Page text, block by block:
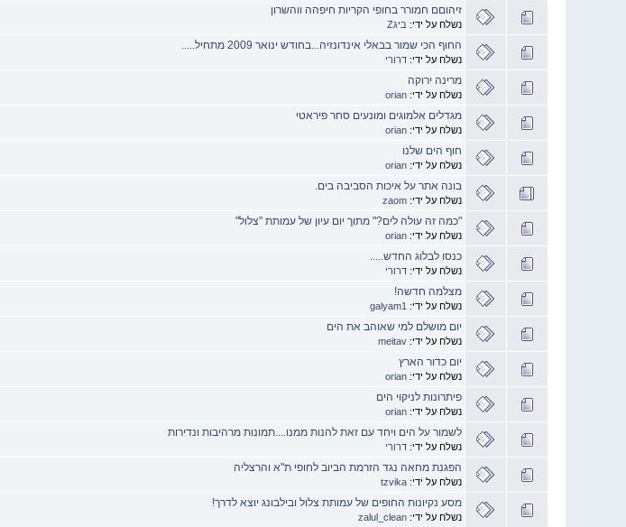
זיהוםם חמורר בחופי הקריות חיפהה ווהשרון
נשלח על ידי: ביגZ
החוף הכי שמור בבאלי אינדונזיה...בחודש ינואר 2009 מתחיל.....
נשלח על ידי:דרורי
מרינה ירוקה
נשלח על ידי:orian
מגדלים אלמוגים ומונעים סחר פיראטי
נשלח על ידי:orian
חוף הים שלנו
נשלח על ידי:orian
בונה אתר על איכות הסביבה בים.
נשלח על ידי:zaom
"כמה זה עולה לים?" מתוך יום עיון של עמותת "צלול"
נשלח על ידי:orian
כנסו לבלוג החדש.....
נשלח על ידי:דרורי
מצלמה חדשה!
נשלח על ידי: galyam1
יום מושלם למי שאוהב את הים
נשלח על ידי:meitav
יום כדור הארץ
נשלח על ידי:orian
פיתרונות לניקוי הים
נשלח על ידי:orian
לשמור על הים ויחד עם זאת להנות ממנו....תמונות מרהיבות ונדירות
נשלח על ידי:דרורי
הפגנת מחאה נגד הזרמת הביוב לחופי ת"א והרצליה
נשלח על ידי:tzvika
מסע נקיונות החופים של עמותת צלול ובילבונג יוצא לדרך!
נשלח על ידי:zalul_clean